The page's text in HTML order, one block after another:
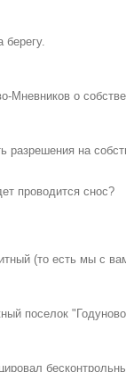
Мневников о
на
проводится снос?
(то есть мы с
поселок